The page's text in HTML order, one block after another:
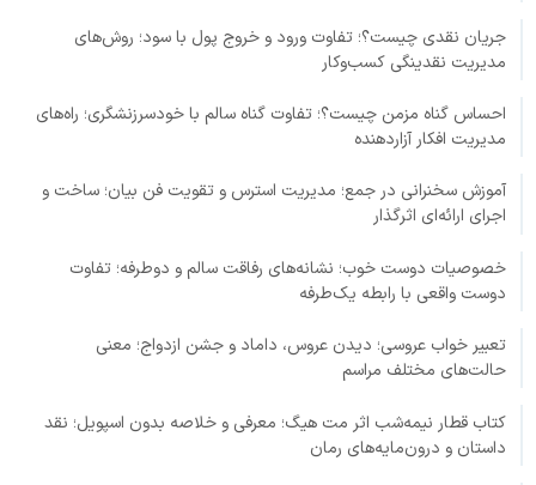
جریان نقدی چیست؟؛ تفاوت ورود و خروج پول با سود؛ روش‌های
مدیریت نقدینگی کسب‌وکار
احساس گناه مزمن چیست؟؛ تفاوت گناه سالم با خودسرزنشگری؛ راه‌های
مدیریت افکار آزاردهنده
آموزش سخنرانی در جمع؛ مدیریت استرس و تقویت فن بیان؛ ساخت و
اجرای ارائه‌ای اثرگذار
خصوصیات دوست خوب؛ نشانه‌های رفاقت سالم و دوطرفه؛ تفاوت
دوست واقعی با رابطه یک‌طرفه
تعبیر خواب عروسی؛ دیدن عروس، داماد و جشن ازدواج؛ معنی
حالت‌های مختلف مراسم
کتاب قطار نیمه‌شب اثر مت هیگ؛ معرفی و خلاصه بدون اسپویل؛ نقد
داستان و درون‌مایه‌های رمان